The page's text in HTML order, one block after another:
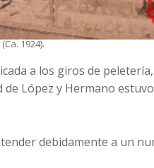
1924).
a los giros de
López y Hermano
debidamente a un